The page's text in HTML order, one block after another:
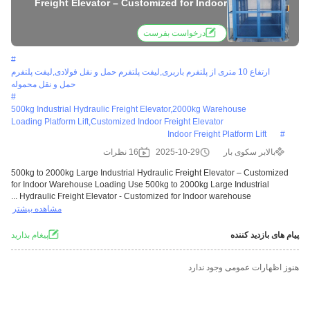
Freight Elevator – Customized for Indoor
درخواست بفرست
#
ارتفاع 10 متری از پلتفرم باربری,لیفت پلتفرم حمل و نقل فولادی,لیفت پلتفرم
حمل و نقل محموله
#
500kg Industrial Hydraulic Freight Elevator,2000kg Warehouse
Loading Platform Lift,customized Indoor Freight Elevator
#
Indoor Freight Platform Lift
بالابر سکوی بار
2025-10-29 16 نظرات
500kg to 2000kg Large Industrial Hydraulic Freight Elevator – Customized
for Indoor Warehouse Loading Use 500kg to 2000kg Large Industrial
Hydraulic Freight Elevator - Customized for Indoor warehouse ...
مشاهده بیشتر
پیام های بازدید کننده پيغام بذاريد
هنوز اظهارات عمومی وجود ندارد